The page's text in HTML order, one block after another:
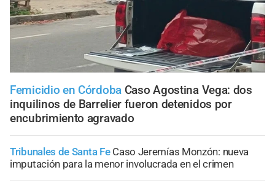
Femicidio en Córdoba Caso Agostina Vega: dos
inquilinos de Barrelier fueron detenidos por
encubrimiento agravado
Tribunales de Santa Fe Caso Jeremías Monzón: nueva
imputación para la menor involucrada en el crimen